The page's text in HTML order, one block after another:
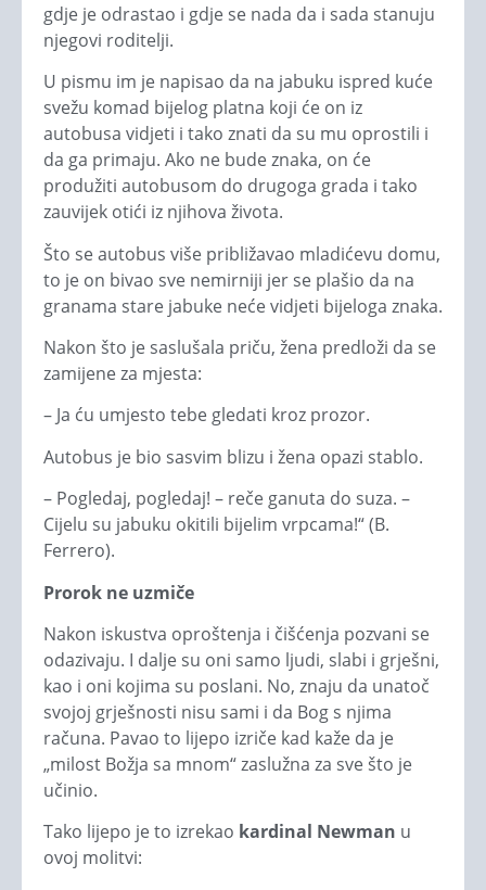
gdje je odrastao i gdje se nada da i sada stanuju
njegovi roditelji.
U pismu im je napisao da na jabuku ispred kuće
svežu komad bijelog platna koji će on iz
autobusa vidjeti i tako znati da su mu oprostili i
da ga primaju. Ako ne bude znaka, on će
produžiti autobusom do drugoga grada i tako
zauvijek otići iz njihova života.
Što se autobus više približavao mladićevu domu,
to je on bivao sve nemirniji jer se plašio da na
granama stare jabuke neće vidjeti bijeloga znaka.
Nakon što je saslušala priču, žena predloži da se
zamijene za mjesta:
– Ja ću umjesto tebe gledati kroz prozor.
Autobus je bio sasvim blizu i žena opazi stablo.
– Pogledaj, pogledaj! – reče ganuta do suza. –
Cijelu su jabuku okitili bijelim vrpcama!“ (B.
Ferrero).
Prorok ne uzmiče
Nakon iskustva oproštenja i čišćenja pozvani se
odazivaju. I dalje su oni samo ljudi, slabi i grješni,
kao i oni kojima su poslani. No, znaju da unatoč
svojoj grješnosti nisu sami i da Bog s njima
računa. Pavao to lijepo izriče kad kaže da je
„milost Božja sa mnom“ zaslužna za sve što je
učinio.
Tako lijepo je to izrekao kardinal Newman u
ovoj molitvi: